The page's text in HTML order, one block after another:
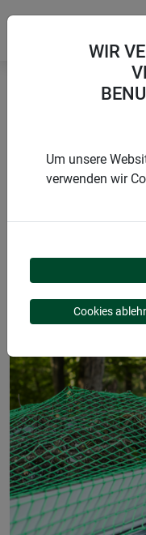
WIR
Um unsere
verwenden wir
Cookies